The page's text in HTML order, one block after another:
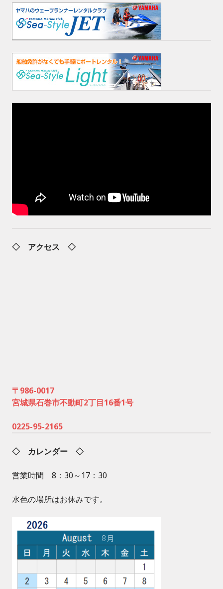
◇ アクセス ◇
〒986-0017
宮城県石巻市不動町2丁目16番1号
0225-95-2165
◇ カレンダー ◇
営業時間 8：30～17：30
水色の場所はお休みです。